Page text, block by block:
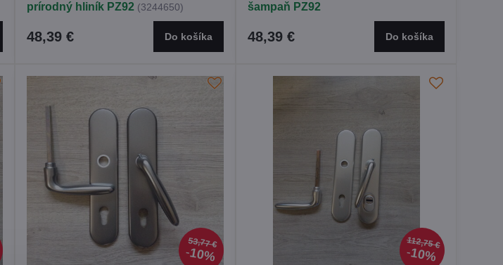
prírodný hliník PZ92 (3244650)
48,39 € Do košíka
šampaň PZ92
48,39 € Do košíka
53,77 €
10%
112,75 €
10%